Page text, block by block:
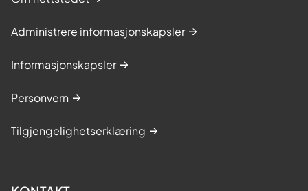
Administrere informasjonskapsler
Informasjonskapsler
Personvern
Tilgjengelighetserklæring